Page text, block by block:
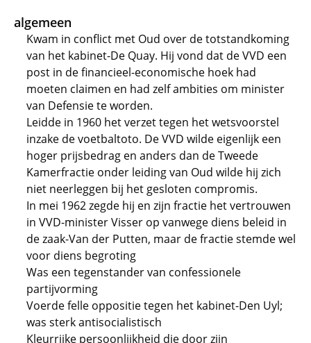
algemeen
Kwam in conflict met Oud over de totstandkoming
van het kabinet-De Quay. Hij vond dat de VVD een
post in de financieel-economische hoek had
moeten claimen en had zelf ambities om minister
van Defensie te worden.
Leidde in 1960 het verzet tegen het wetsvoorstel
inzake de voetbaltoto. De VVD wilde eigenlijk een
hoger prijsbedrag en anders dan de Tweede
Kamerfractie onder leiding van Oud wilde hij zich
niet neerleggen bij het gesloten compromis.
In mei 1962 zegde hij en zijn fractie het vertrouwen
in VVD-minister Visser op vanwege diens beleid in
de zaak-Van der Putten, maar de fractie stemde wel
voor diens begroting
Was een tegenstander van confessionele
partijvorming
Voerde felle oppositie tegen het kabinet-Den Uyl;
was sterk antisocialistisch
Kleurrijke persoonlijkheid die door zijn